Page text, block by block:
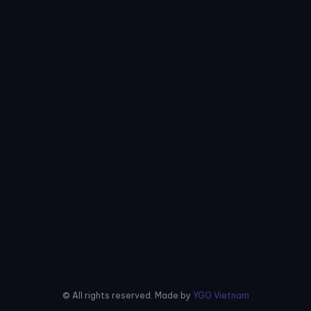
© All rights reserved. Made by YGO Vietnam